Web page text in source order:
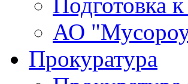
АО
Прокуратура